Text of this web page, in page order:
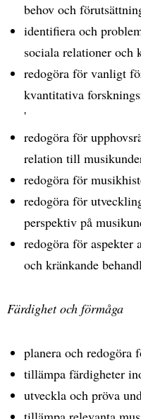
behov och
identifiera och
sociala relationer och
redogöra för vanligt
kvantitativa
'
redogöra för
relation till
redogöra för
redogöra för
perspektiv på
redogöra för aspekter
och kränkande
Färdighet och förmåga
planera och redogöra
tillämpa färdigheter
utveckla och pröva